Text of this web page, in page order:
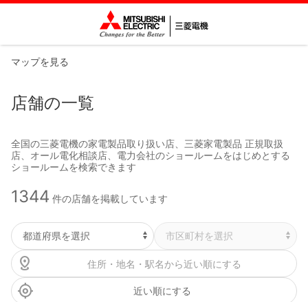
マップを見る
店舗の一覧
全国の三菱電機の家電製品取り扱い店、三菱家電製品 正規取扱
店、オール電化相談店、電力会社のショールームをはじめとする
ショールームを検索できます
1344 件の店舗を掲載しています
近い順にする